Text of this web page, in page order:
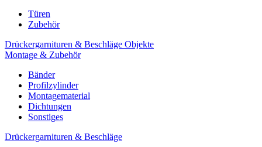
Türen
Zubehör
Drückergarnituren & Beschläge Objekte
Montage & Zubehör
Bänder
Profilzylinder
Montagematerial
Dichtungen
Sonstiges
Drückergarnituren & Beschläge